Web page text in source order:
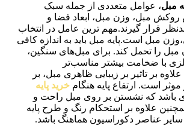
مبل، عوامل متعددی از جمله سبک
مبل، وزن مبل، ابعاد فضا و
قرار گیرند.مهم ترین عامل در انتخاب
،وزن مبل است.پایه مبل باید به اندازه کافی
مبل را تحمل کند. برای مبل‌های سنگین،
با ضخامت بیشتر مناسب‌تر
علاوه بر تاثیر بر زیبایی ظاهری مبل، بر
است. ارتفاع پایه هنگام خرید پایه
باشد که نشستن بر روی مبل راحت و
علاوه بر استحکام رنگ و طرح پایه
سایر عناصر دکوراسیون هماهنگ باشد.